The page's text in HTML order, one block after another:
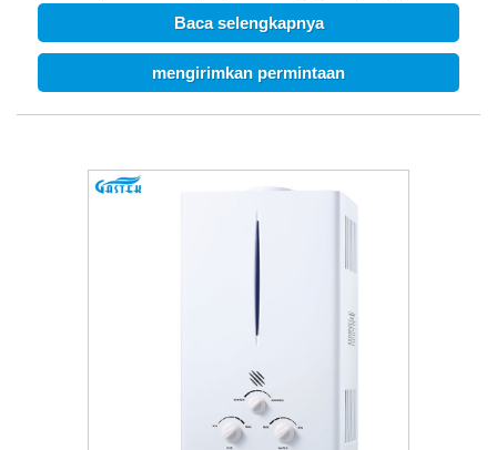
proteksi anti beku, proteksi panas berlebih, dll. Dapat
menjamin keselamatan keluarga. Gambar Produk 1.
Deskripsi Produk Pemanas Air Gas Tipe Paksa ini tidak
hanya dapat menyuplai air panas instan, tanpa henti,
perlindungan kegagalan pengapian, perlindungan anti-
pembekuan, perlindungan panas berlebih, dll. dapat
menjamin keselamatan keluarga. Gambar Produk Cina Jual
Baca selengkapnya
mengirimkan permintaan